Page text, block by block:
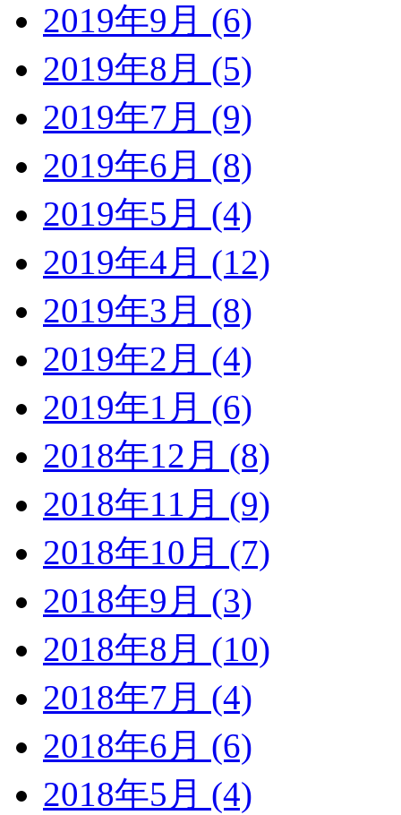
2019年9月 (6)
2019年8月 (5)
2019年7月 (9)
2019年6月 (8)
2019年5月 (4)
2019年4月 (12)
2019年3月 (8)
2019年2月 (4)
2019年1月 (6)
2018年12月 (8)
2018年11月 (9)
2018年10月 (7)
2018年9月 (3)
2018年8月 (10)
2018年7月 (4)
2018年6月 (6)
2018年5月 (4)